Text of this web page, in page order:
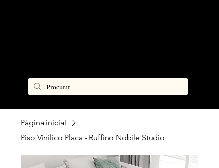
Página inicial
Piso Vinílico Placa - Ruffino Nobile Studio